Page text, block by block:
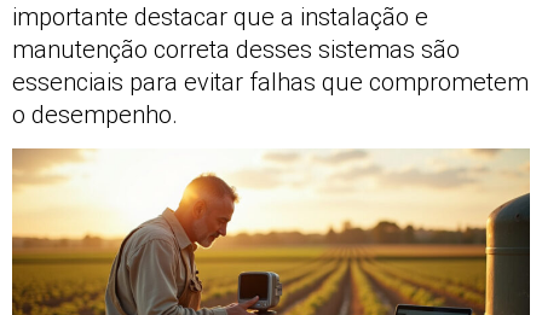
importante destacar que a instalação e
manutenção correta desses sistemas são
essenciais para evitar falhas que comprometem
o desempenho.